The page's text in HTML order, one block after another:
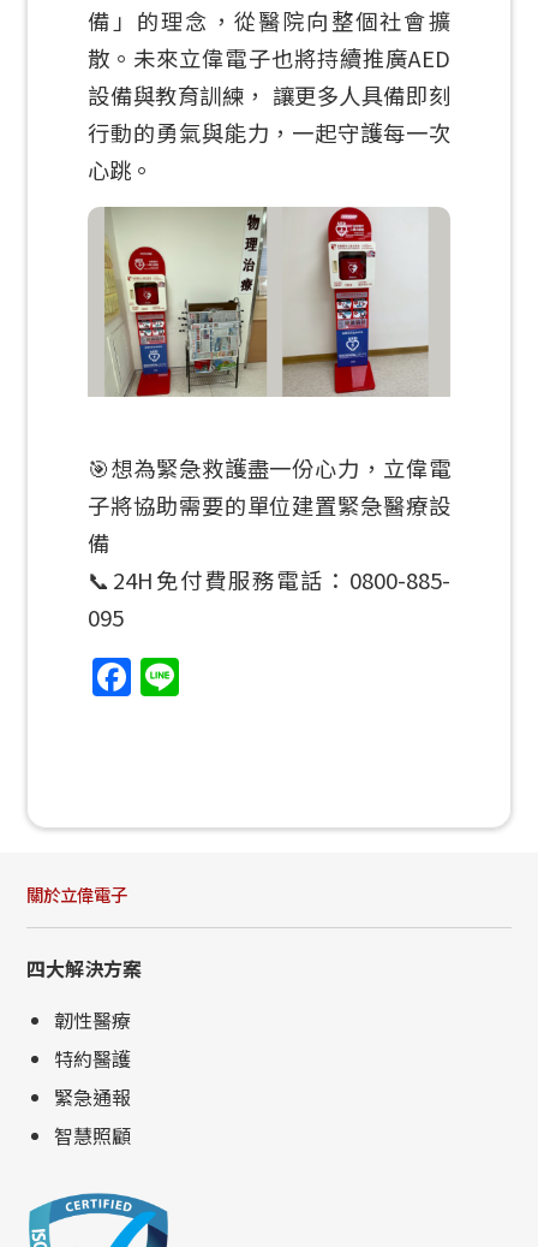
備」的理念，從醫院向整個社會擴
散。未來立偉電子也將持續推廣AED
設備與教育訓練， 讓更多人具備即刻
行動的勇氣與能力，一起守護每一次
心跳。
🎯想為緊急救護盡一份心力，立偉電
子將協助需要的單位建置緊急醫療設
備
📞24H免付費服務電話：0800-885-
095
Facebook
關於立偉電子
四大解決方案
韌性醫療
特約醫護
緊急通報
智慧照顧